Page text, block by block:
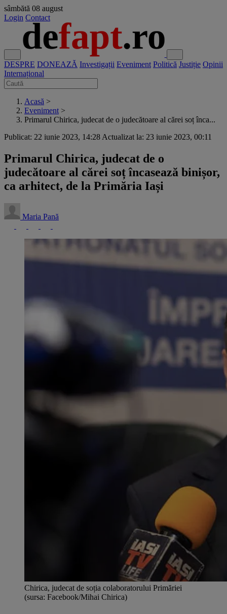
sâmbătă 08 august
Login Contact
DESPRE DONEAZĂ Investigații Eveniment Politică Justiție Opinii
Internațional
Acasă >
Eveniment >
Primarul Chirica, judecat de o judecătoare al cărei soț înca...
Publicat: 22 iunie 2023, 14:28 Actualizat la: 23 iunie 2023, 00:11
Primarul Chirica, judecat de o
judecătoare al cărei soț încasează binișor,
ca arhitect, de la Primăria Iași
Maria Pană
Chirica, judecat de soția colaboratorului Primăriei
(sursa: Facebook/Mihai Chirica)